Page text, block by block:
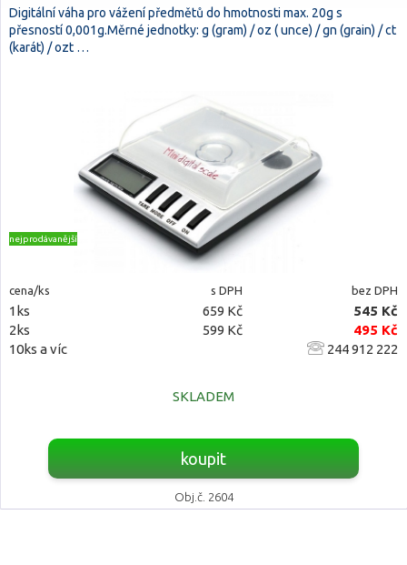
Digitální váha pro vážení předmětů do hmotnosti max. 20g s
přesností 0,001g.Měrné jednotky: g (gram) / oz ( unce) / gn (grain) / ct
(karát) / ozt …
nejprodávanější
cena/ks s DPH bez DPH
1ks 659 Kč
545 Kč
2ks
599 Kč
495 Kč
10ks a víc
244 912 222
SKLADEM
koupit
Obj.č. 2604